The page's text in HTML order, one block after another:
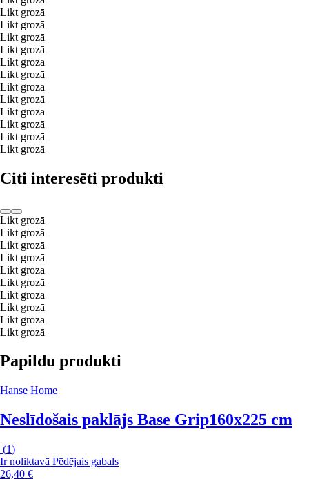
Likt grozā
Likt grozā
Likt grozā
Likt grozā
Likt grozā
Likt grozā
Likt grozā
Likt grozā
Likt grozā
Likt grozā
Likt grozā
Likt grozā
Citi interesēti produkti
Likt grozā
Likt grozā
Likt grozā
Likt grozā
Likt grozā
Likt grozā
Likt grozā
Likt grozā
Likt grozā
Likt grozā
Papildu produkti
Hanse Home
Neslīdošais paklājs Base Grip160x225 cm
(1)
Ir noliktavā Pēdējais gabals
26,40 €